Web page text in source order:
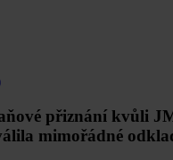
přiznání kvůli
mimořádné